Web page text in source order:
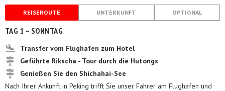
REISEROUTE UNTERKUNFT OPTIONAL
TAG 1 – SONNTAG
Transfer vom Flughafen zum Hotel
Geführte Rikscha - Tour durch die Hutongs
Genießen Sie den Shichahai-See
Nach Ihrer Ankunft in Peking trifft Sie unser Fahrer am Flughafen und